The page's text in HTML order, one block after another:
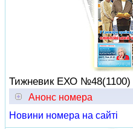
Тижневик ЕХО №48(1100)
Анонс номера
Новини номера на сайті